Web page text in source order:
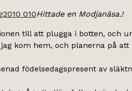
Hittade en Modjanäsa.!
till att plugga i botten, och
kom hem, och planerna på
födelsedagspresent av